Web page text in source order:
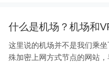
什么是机场？机场和
这里说的机场并不是我们乘
殊加密上网方式节点的网站